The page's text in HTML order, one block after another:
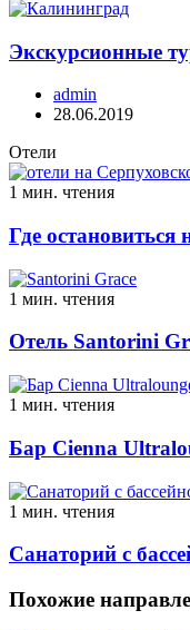
Экскурсионные
admin
28.06.2019
Отели
1 мин. чтения
Где остановиться
1 мин. чтения
Отель Santorini
1 мин. чтения
Бар Cienna
1 мин. чтения
Санаторий с
Похожие